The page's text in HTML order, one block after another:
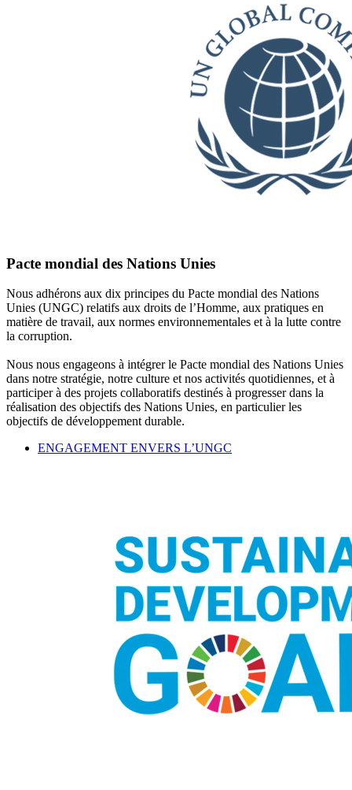
Pacte mondial des Nations Unies
Nous adhérons aux dix principes du Pacte mondial des Nations
Unies (UNGC) relatifs aux droits de l’Homme, aux pratiques en
matière de travail, aux normes environnementales et à la lutte contre
la corruption.
Nous nous engageons à intégrer le Pacte mondial des Nations Unies
dans notre stratégie, notre culture et nos activités quotidiennes, et à
participer à des projets collaboratifs destinés à progresser dans la
réalisation des objectifs des Nations Unies, en particulier les
objectifs de développement durable.
ENGAGEMENT ENVERS L’UNGC